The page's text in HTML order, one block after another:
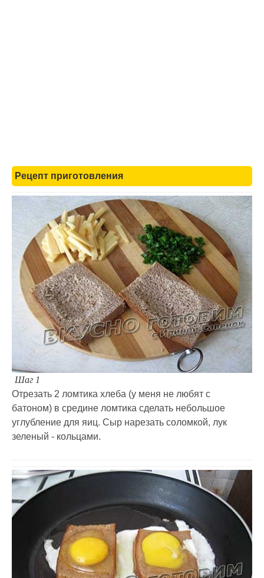
Рецепт приготовления
Шаг 1
Отрезать 2 ломтика хлеба (у меня не любят с
батоном) в средине ломтика сделать небольшое
углубление для яиц. Сыр нарезать соломкой, лук
зеленый - кольцами.